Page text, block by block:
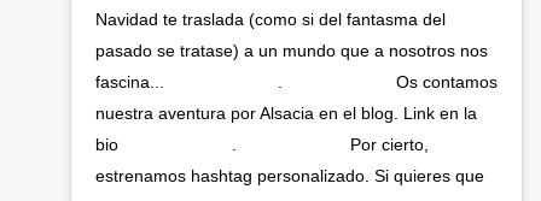
Navidad te traslada (como si del fantasma del
pasado se tratase) a un mundo que a nosotros nos
fascina...⠀⠀⠀⠀⠀⠀⠀⠀⠀ .⠀⠀⠀⠀⠀⠀⠀⠀⠀ Os contamos
nuestra aventura por Alsacia en el blog. Link en la
bio⠀⠀⠀⠀⠀⠀⠀⠀⠀ .⠀⠀⠀⠀⠀⠀⠀⠀⠀ Por cierto,
estrenamos hashtag personalizado. Si quieres que